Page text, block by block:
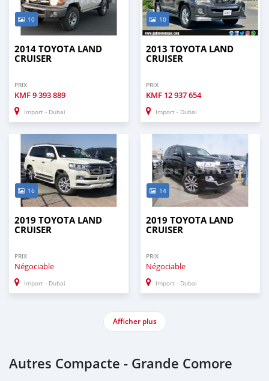
10
2014 TOYOTA LAND
CRUISER
PRIX
KMF9 393 889
Import - Dubai
10
2013 TOYOTA LAND
CRUISER
PRIX
KMF 12 937 654
Import - Dubai
16
2019 TOYOTA LAND
CRUISER
PRIX
Négociable
Import - Dubai
14
2019 TOYOTA LAND
CRUISER
PRIX
Négociable
Import - Dubai
Afficher plus
Autres Compacte - Grande Comore